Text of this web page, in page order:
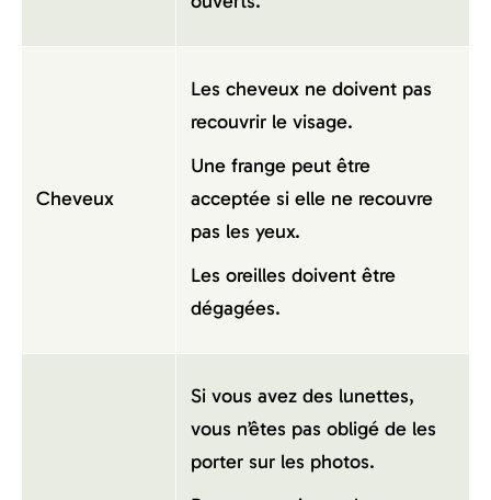
Cheveux
Les cheveux ne doivent pas
recouvrir le visage.
Une frange peut être
acceptée si elle ne recouvre
pas les yeux.
Les oreilles doivent être
dégagées.
Si vous avez des lunettes,
vous n’êtes pas obligé de les
porter sur les photos.